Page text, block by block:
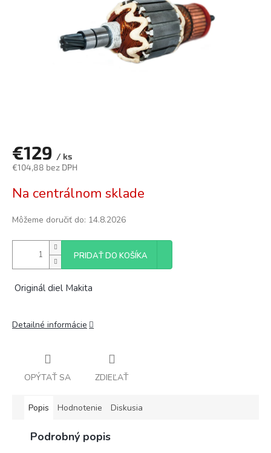
€129 / ks
€104,88 bez DPH
cena:
Na centrálnom sklade
Môžeme doručiť do: 14.8.2026
PRIDAŤ DO KOŠÍKA
Originál diel Makita
Detailné informácie
OPÝTAŤ SA ZDIEĽAŤ
Popis Hodnotenie Diskusia
Podrobný popis